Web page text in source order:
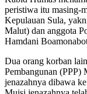
peristiwa itu masing-
Kepulauan Sula,
Malut) dan anggota
Hamdani
Dua orang korban
Pembangunan
jenazahnya dibawa